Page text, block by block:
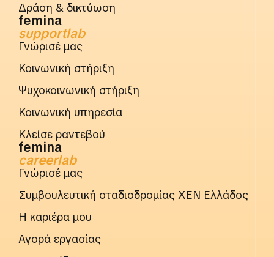
Δράση & δικτύωση
femina
supportlab
Γνώρισέ μας
Κοινωνική στήριξη
Ψυχοκοινωνική στήριξη
Κοινωνική υπηρεσία
Κλείσε ραντεβού
femina
careerlab
Γνώρισέ μας
Συμβουλευτική σταδιοδρομίας ΧΕΝ Ελλάδος
Η καριέρα μου
Αγορά εργασίας